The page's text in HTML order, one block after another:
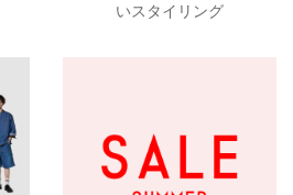
いスタイリング